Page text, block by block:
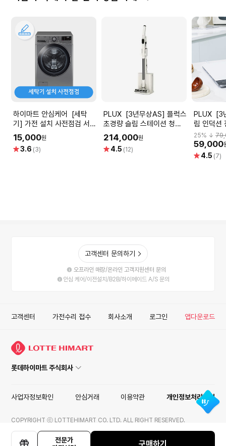
전문가
구매하기
하이마트 안심케어 [세탁
기] 가전 설치 사전점검 서비
스
15,000원
별3.6 (3)
PLUX [3년무상AS] 플럭스
초경량 슬림 스테이션 청소
기 PLX-GVC250SLSTBG
214,000원
별 4.5 (12)
PLUX [3년무상AS] 1구 슬
림 인덕션
2000W)
25% ↓
59,000
별 4.5 (7)
고객센터 문의하기
오프라인 매장/온라인 고객지원센터 문의
안심 케어/이전설치/B2B/하이메이드 A/S 문의
고객센터 가전수리 접수 회사소개 로그인 앱다운로드
롯데하이마트 주식회사
사업자정보확인 안심거래 이용약관 개인정보처리방침
COPYRIGHT ⓒ LOTTEHIMART CO. LTD. ALL RIGHT RESERVED.
ISMS